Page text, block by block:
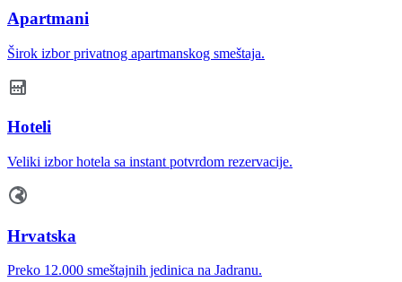
Apartmani
Širok izbor privatnog apartmanskog smeštaja.
Hoteli
Veliki izbor hotela sa instant potvrdom rezervacije.
Hrvatska
Preko 12.000 smeštajnih jedinica na Jadranu.